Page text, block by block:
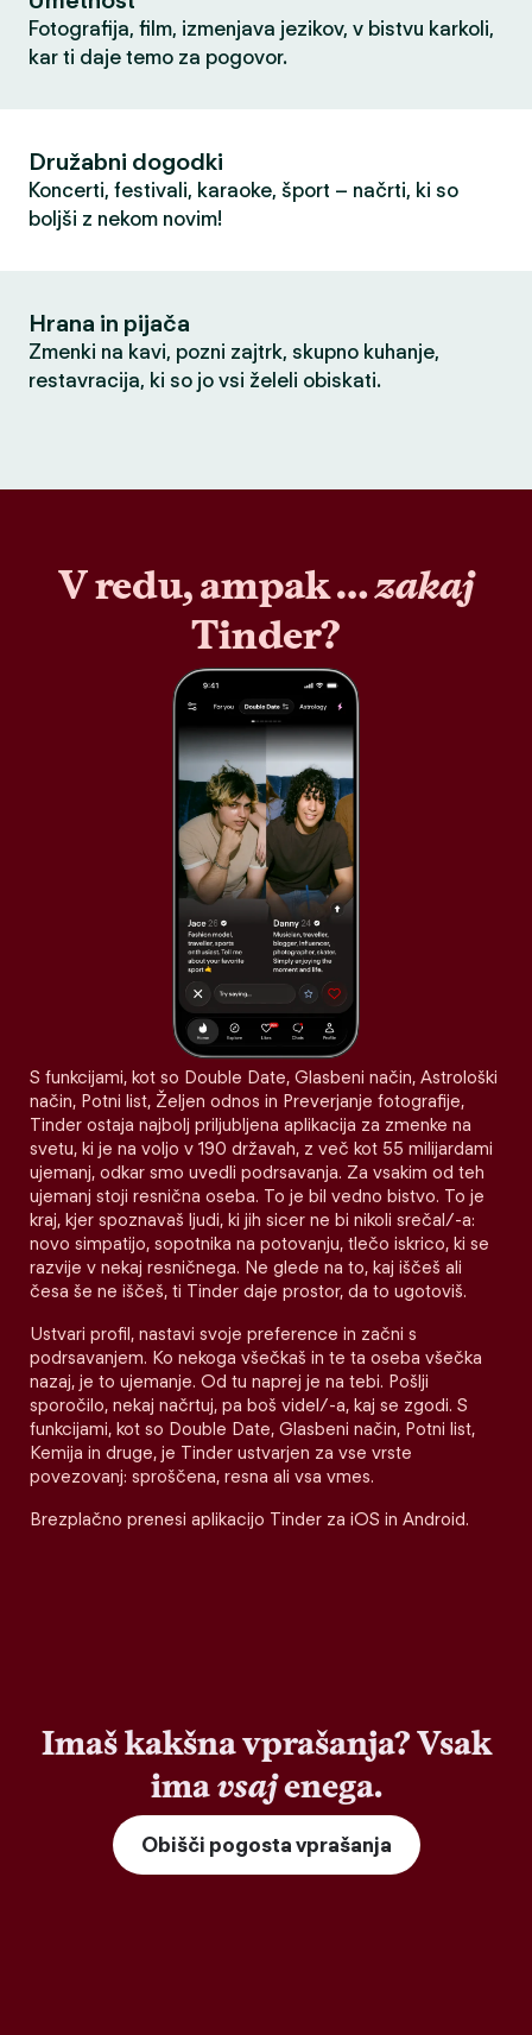
Fotografija, film, izmenjava jezikov, v bistvu karkoli,
kar ti daje temo za pogovor.
Družabni dogodki
Koncerti, festivali, karaoke, šport – načrti, ki so
boljši z nekom novim!
Hrana in pijača
Zmenki na kavi, pozni zajtrk, skupno kuhanje,
restavracija, ki so jo vsi želeli obiskati.
V redu, ampak …zakaj
Tinder?
S funkcijami, kot so Double Date, Glasbeni način, Astrološki
način, Potni list, Željen odnos in Preverjanje fotografije,
Tinder ostaja najbolj priljubljena aplikacija za zmenke na
svetu, ki je na voljo v 190 državah, z več kot 55 milijardami
ujemanj, odkar smo uvedli podrsavanja. Za vsakim od teh
ujemanj stoji resnična oseba. To je bil vedno bistvo. To je
kraj, kjer spoznavaš ljudi, ki jih sicer ne bi nikoli srečal/-a:
novo simpatijo, sopotnika na potovanju, tlečo iskrico, ki se
razvije v nekaj resničnega. Ne glede na to, kaj iščeš ali
česa še ne iščeš, ti Tinder daje prostor, da to ugotoviš.
Ustvari profil, nastavi svoje preference in začni s
podrsavanjem. Ko nekoga všečkaš in te ta oseba všečka
nazaj, je to ujemanje. Od tu naprej je na tebi. Pošlji
sporočilo, nekaj načrtuj, pa boš videl/-a, kaj se zgodi. S
funkcijami, kot so Double Date, Glasbeni način, Potni list,
Kemija in druge, je Tinder ustvarjen za vse vrste
povezovanj: sproščena, resna ali vsa vmes.
Brezplačno prenesi aplikacijo Tinder za iOS in Android.
Imaš kakšna vprašanja? Vsak
imavsajenega.
Obišči pogosta vprašanja